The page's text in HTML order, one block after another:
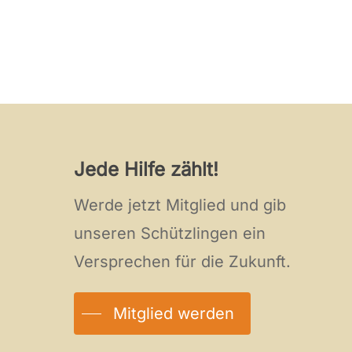
Jede Hilfe zählt!
Werde jetzt Mitglied und gib
unseren Schützlingen ein
Versprechen für die Zukunft.
Mitglied werden